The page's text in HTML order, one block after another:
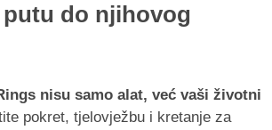
putu do njihovog
nisu samo alat, već vaši životni
pokret, tjelovježbu i kretanje za